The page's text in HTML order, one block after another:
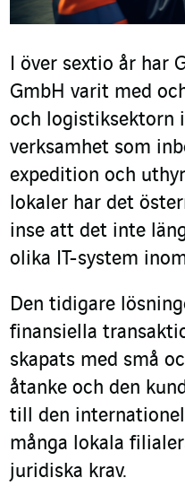
I över sextio år har
GmbH varit med
och logistiksektorn
verksamhet som
expedition och
lokaler har det
inse att det inte
olika IT-system
Den tidigare
finansiella
skapats med små
åtanke och den
till den
många lokala
juridiska krav.